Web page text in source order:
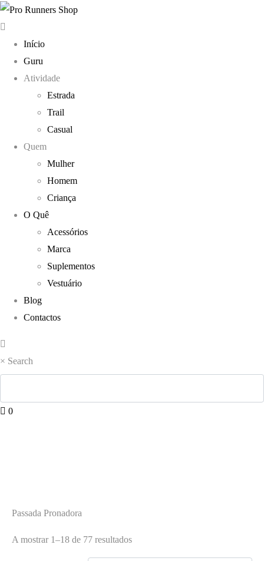
Início
Guru
Atividade
Estrada
Trail
Casual
Quem
Mulher
Homem
Criança
O Quê
Acessórios
Marca
Suplementos
Vestuário
Blog
Contactos
× Search
0
Passada Pronadora
A mostrar 1–18 de 77 resultados